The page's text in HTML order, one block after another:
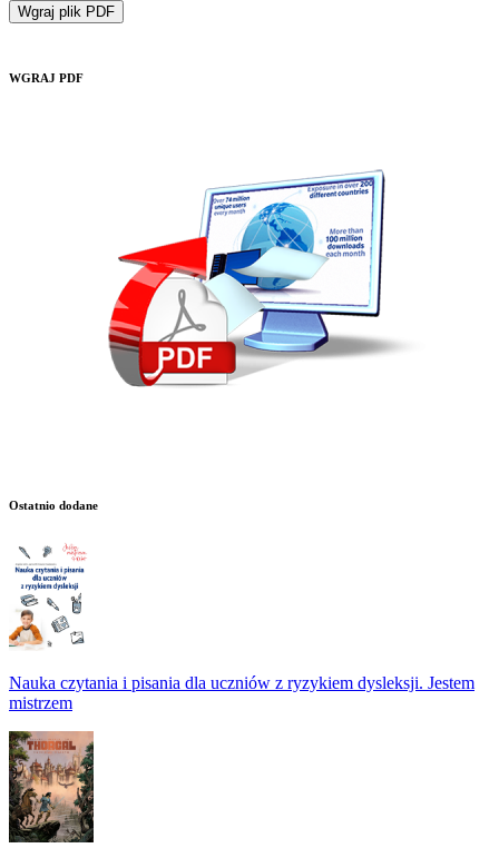
Wgraj plik PDF
WGRAJ PDF
Ostatnio dodane
Nauka czytania i pisania dla uczniów z ryzykiem dysleksji. Jestem
mistrzem